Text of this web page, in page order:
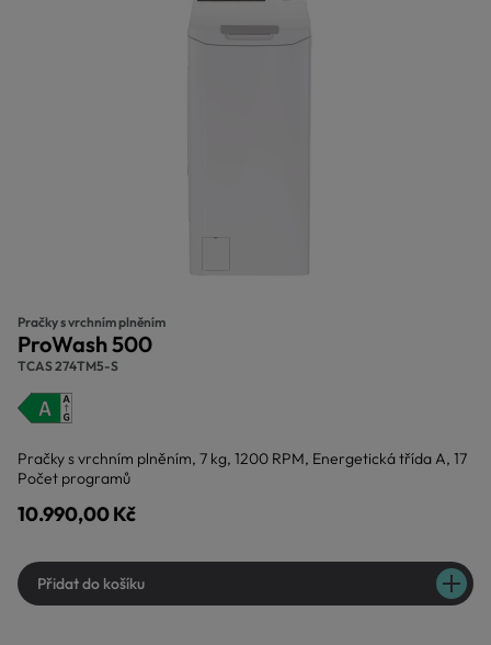
Pračky s vrchním plněním
ProWash 500
TCAS 274TM5-S
Pračky s vrchním plněním, 7 kg, 1200 RPM, Energetická třída A, 17
Počet programů
10.990,00 Kč
Přidat do košíku